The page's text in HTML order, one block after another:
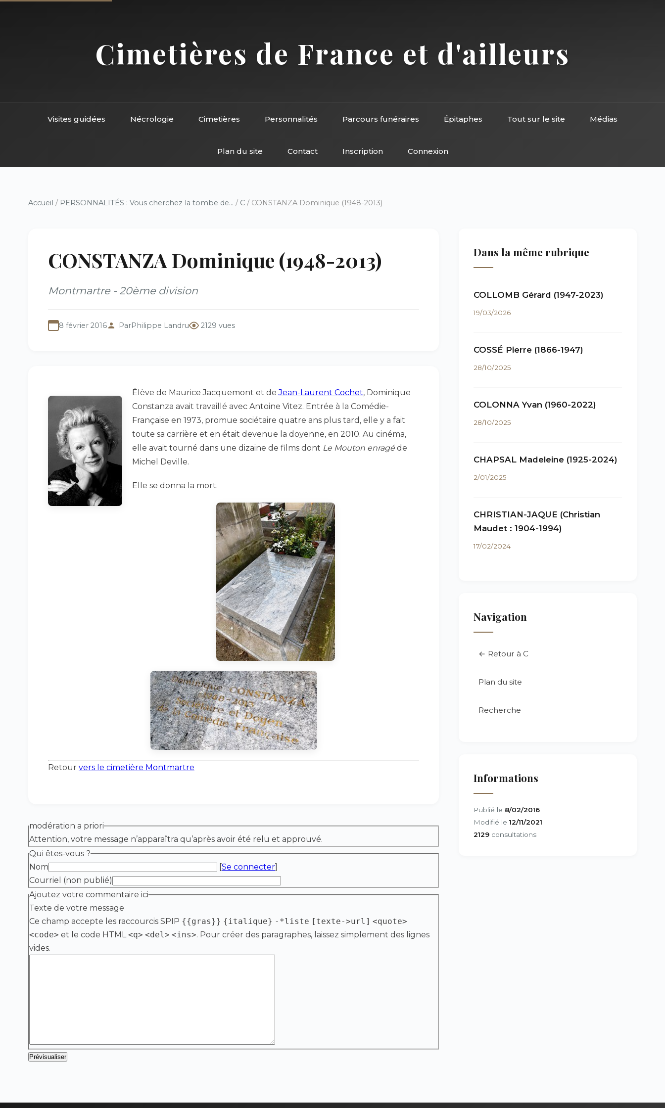
Cimetières de France et d'ailleurs
Visites guidées Nécrologie Cimetières Personnalités Parcours funéraires Épitaphes Tout sur le site Médias
Plan du site Contact Inscription Connexion
Accueil / PERSONNALITÉS : Vous cherchez la tombe de... / C / CONSTANZA Dominique (1948-2013)
CONSTANZA Dominique (1948-2013)
Montmartre - 20ème division
8 février 2016 ParPhilippe Landru 2129 vues
Élève de Maurice Jacquemont et deJean-Laurent Cochet, Dominique
Constanza avait travaillé avec Antoine Vitez. Entrée à la Comédie-
Française en 1973, promue sociétaire quatre ans plus tard, elle y a fait
toute sa carrière et en était devenue la doyenne, en 2010. Au cinéma,
elle avait tourné dans une dizaine de films dont Le Mouton enragé de
Michel Deville.
Elle se donna la mort.
Retour vers le cimetière Montmartre
modération a priori
Attention, votre message n’apparaîtra qu’après avoir été relu et approuvé.
Qui êtes-vous ?
Nom
[Se connecter]
Courriel (non publié)
Ajoutez votre commentaire ici
Texte de votre message
Ce champ accepte les raccourcis SPIP {{gras}} {italique} -*liste [texte->url] <quote>
<code> et le code HTML<q> <del> <ins>. Pour créer des paragraphes, laissez simplement des lignes
vides.
Dans la même rubrique
COLLOMB Gérard (1947-2023)
19/03/2026
COSSÉ Pierre (1866-1947)
28/10/2025
COLONNA Yvan (1960-2022)
28/10/2025
CHAPSAL Madeleine (1925-2024)
2/01/2025
CHRISTIAN-JAQUE (Christian
Maudet : 1904-1994)
17/02/2024
Navigation
← Retour à C
Plan du site
Recherche
Informations
Publié le 8/02/2016
Modifié le 12/11/2021
2129 consultations